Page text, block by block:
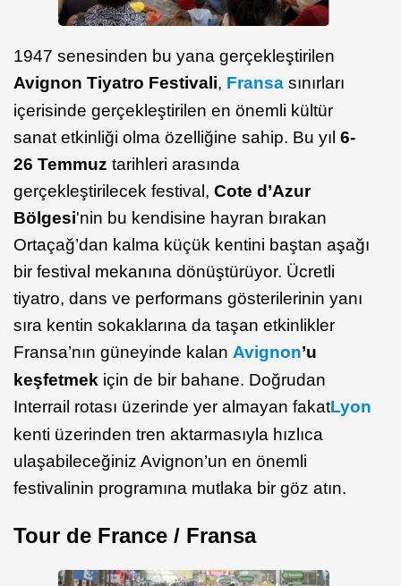
1947 senesinden bu yana gerçekleştirilen
Avignon Tiyatro Festivali, Fransa sınırları
içerisinde gerçekleştirilen en önemli kültür
sanat etkinliği olma özelliğine sahip. Bu yıl 6-
26 Temmuz tarihleri arasında
gerçekleştirilecek festival, Cote d’Azur
Bölgesi'nin bu kendisine hayran bırakan
Ortaçağ’dan kalma küçük kentini baştan aşağı
bir festival mekanına dönüştürüyor. Ücretli
tiyatro, dans ve performans gösterilerinin yanı
sıra kentin sokaklarına da taşan etkinlikler
Fransa’nın güneyinde kalan Avignon’u
keşfetmek için de bir bahane. Doğrudan
Interrail rotası üzerinde yer almayan fakatLyon
kenti üzerinden tren aktarmasıyla hızlıca
ulaşabileceğiniz Avignon’un en önemli
festivalinin programına mutlaka bir göz atın.
Tour de France / Fransa